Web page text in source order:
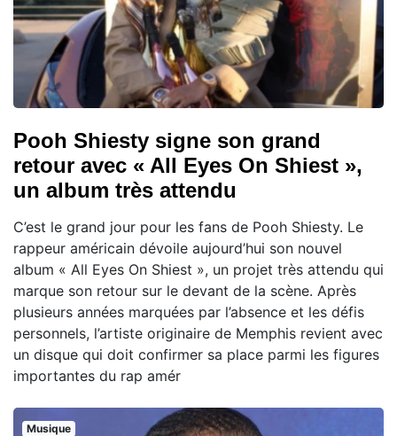
Pooh Shiesty signe son grand
retour avec « All Eyes On Shiest »,
un album très attendu
C’est le grand jour pour les fans de Pooh Shiesty. Le
rappeur américain dévoile aujourd’hui son nouvel
album « All Eyes On Shiest », un projet très attendu qui
marque son retour sur le devant de la scène. Après
plusieurs années marquées par l’absence et les défis
personnels, l’artiste originaire de Memphis revient avec
un disque qui doit confirmer sa place parmi les figures
importantes du rap amér
Musique